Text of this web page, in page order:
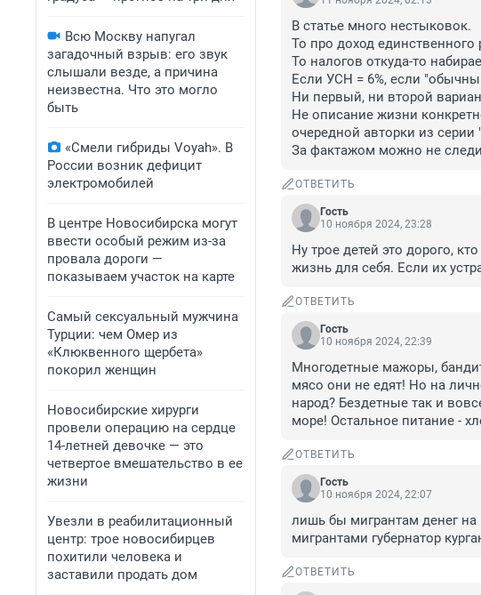
Всю Москву напугал
загадочный взрыв: его звук
слышали везде, а причина
неизвестна. Что это могло
быть
«Смели гибриды Voyah». В
России возник дефицит
электромобилей
В центре Новосибирска могут
ввести особый режим из-за
провала дороги —
показываем участок на карте
Самый сексуальный мужчина
Турции: чем Омер из
«Клюквенного щербета»
покорил женщин
Новосибирские хирурги
провели операцию на сердце
14-летней девочке — это
четвертое вмешательство в ее
жизни
Увезли в реабилитационный
центр: трое новосибирцев
похитили человека и
заставили продать дом
В статье много нестыковок.
То про доход
То налогов откуда-то
Если УСН = 6%, если
Ни первый, ни второй
Не описание жизни
очередной авторки из
За фактажом можно не
ОТВЕТИТЬ
Гость
10 ноября 2024, 23:28
Ну трое детей это дорого,
жизнь для себя. Если их
ОТВЕТИТЬ
Гость
10 ноября 2024, 22:39
Многодетные мажоры,
мясо они не едят! Но на
народ? Бездетные так и
море! Остальное питание -
ОТВЕТИТЬ
Гость
10 ноября 2024, 22:07
лишь бы мигрантам денег на
мигрантами губернатор
ОТВЕТИТЬ